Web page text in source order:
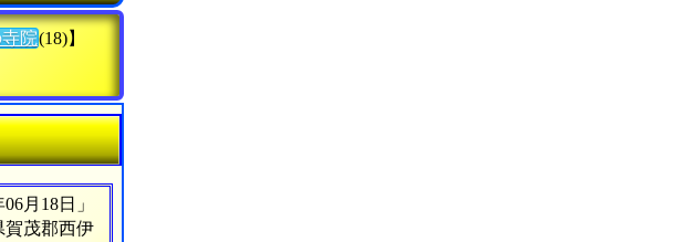
院(18)】
月18日」
賀茂郡西伊